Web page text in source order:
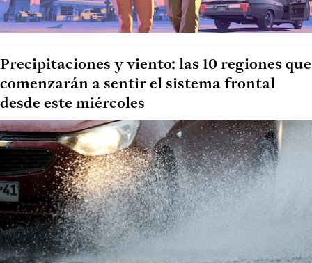
Precipitaciones y viento: las 10 regiones que
comenzarán a sentir el sistema frontal
desde este miércoles